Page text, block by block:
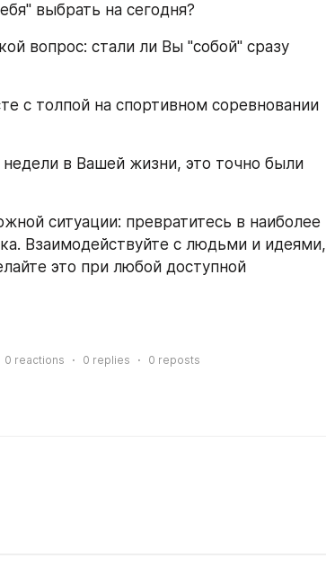
выбрать на сегодня?
вопрос: стали ли Вы "собой" сразу
с толпой на спортивном соревновании
в Вашей жизни, это точно были
ситуации: превратитесь в наиболее
Взаимодействуйте с людьми и идеями,
это при любой доступной
0 reactions 0 replies 0 reposts